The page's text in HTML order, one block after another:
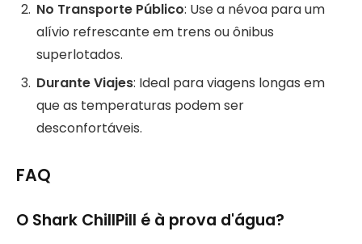
No Transporte Público: Use a névoa para um
alívio refrescante em trens ou ônibus
superlotados.
Durante Viajes: Ideal para viagens longas em
que as temperaturas podem ser
desconfortáveis.
FAQ
O Shark ChillPill é à prova d'água?